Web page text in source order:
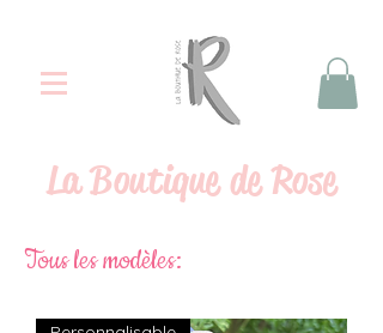
LaBoutique de Rose
Tous les modèles: